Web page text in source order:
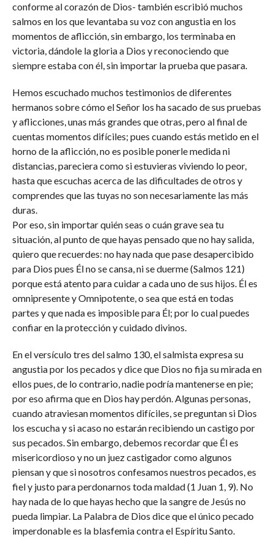
conforme al corazón de Dios- también escribió muchos
salmos en los que levantaba su voz con angustia en los
momentos de aflicción, sin embargo, los terminaba en
victoria, dándole la gloria a Dios y reconociendo que
siempre estaba con él, sin importar la prueba que pasara.
Hemos escuchado muchos testimonios de diferentes
hermanos sobre cómo el Señor los ha sacado de sus pruebas
y aflicciones, unas más grandes que otras, pero al final de
cuentas momentos difíciles; pues cuando estás metido en el
horno de la aflicción, no es posible ponerle medida ni
distancias, pareciera como si estuvieras viviendo lo peor,
hasta que escuchas acerca de las dificultades de otros y
comprendes que las tuyas no son necesariamente las más
duras.
Por eso, sin importar quién seas o cuán grave sea tu
situación, al punto de que hayas pensado que no hay salida,
quiero que recuerdes: no hay nada que pase desapercibido
para Dios pues Él no se cansa, ni se duerme (Salmos 121)
porque está atento para cuidar a cada uno de sus hijos. Él es
omnipresente y Omnipotente, o sea que está en todas
partes y que nada es imposible para Él; por lo cual puedes
confiar en la protección y cuidado divinos.
En el versículo tres del salmo 130, el salmista expresa su
angustia por los pecados y dice que Dios no fija su mirada en
ellos pues, de lo contrario, nadie podría mantenerse en pie;
por eso afirma que en Dios hay perdón. Algunas personas,
cuando atraviesan momentos difíciles, se preguntan si Dios
los escucha y si acaso no estarán recibiendo un castigo por
sus pecados. Sin embargo, debemos recordar que Él es
misericordioso y no un juez castigador como algunos
piensan y que si nosotros confesamos nuestros pecados, es
fiel y justo para perdonarnos toda maldad (1 Juan 1, 9). No
hay nada de lo que hayas hecho que la sangre de Jesús no
pueda limpiar. La Palabra de Dios dice que el único pecado
imperdonable es la blasfemia contra el Espíritu Santo.